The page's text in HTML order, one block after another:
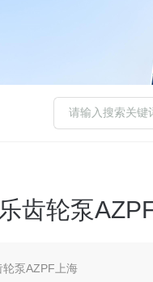
齿轮泵
轮泵AZPF上海